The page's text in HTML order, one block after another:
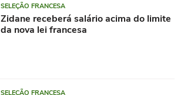
SELEÇÃO FRANCESA
Zidane receberá salário acima do limite
da nova lei francesa
SELEÇÃO FRANCESA